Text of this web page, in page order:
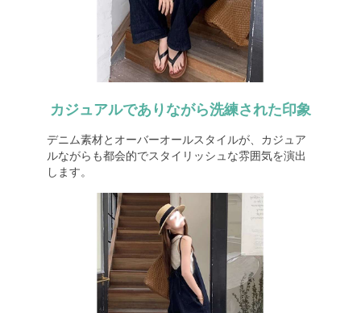
カジュアルでありながら洗練された印象
デニム素材とオーバーオールスタイルが、カジュア
ルながらも都会的でスタイリッシュな雰囲気を演出
します。